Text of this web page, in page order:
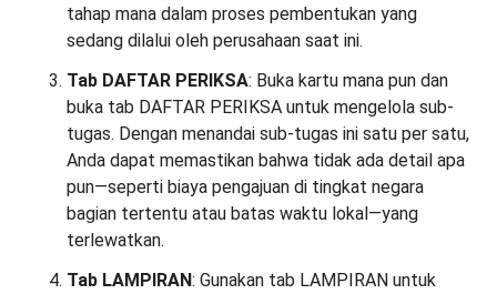
tahap mana dalam proses pembentukan yang
sedang dilalui oleh perusahaan saat ini.
Tab DAFTAR PERIKSA: Buka kartu mana pun dan
buka tab DAFTAR PERIKSA untuk mengelola sub-
tugas. Dengan menandai sub-tugas ini satu per satu,
Anda dapat memastikan bahwa tidak ada detail apa
pun—seperti biaya pengajuan di tingkat negara
bagian tertentu atau batas waktu lokal—yang
terlewatkan.
Tab LAMPIRAN: Gunakan tab LAMPIRAN untuk